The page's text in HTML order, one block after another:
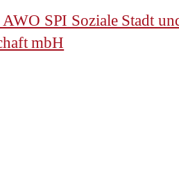
SPI Soziale Stadt
mbH